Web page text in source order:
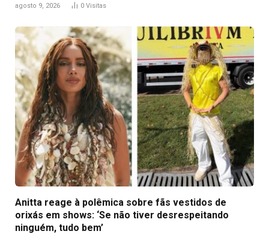
agosto 9, 2026 0 Visitas
Anitta reage à polêmica sobre fãs vestidos de
orixás em shows: ‘Se não tiver desrespeitando
ninguém, tudo bem’